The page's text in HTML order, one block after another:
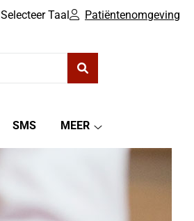
Selecteer Taal Patiëntenomgeving
SMS
MEER
submenu